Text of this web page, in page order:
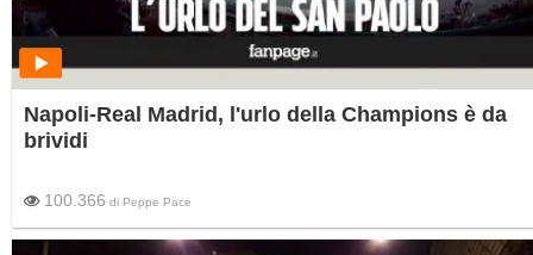
Napoli-Real Madrid, l'urlo della Champions è da
brividi
100.366 di Peppe Pace